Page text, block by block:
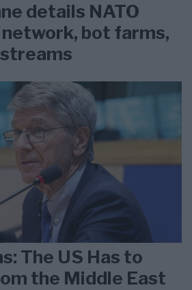
details NATO
bot farms,
The US Has to
the Middle East